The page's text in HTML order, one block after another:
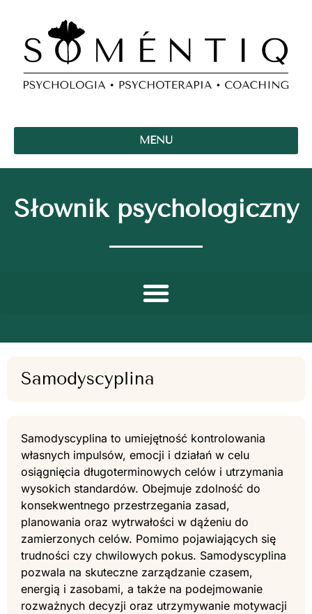
MENU
Słownik psychologiczny
Samodyscyplina
Samodyscyplina to umiejętność kontrolowania
własnych impulsów, emocji i działań w celu
osiągnięcia długoterminowych celów i utrzymania
wysokich standardów. Obejmuje zdolność do
konsekwentnego przestrzegania zasad,
planowania oraz wytrwałości w dążeniu do
zamierzonych celów. Pomimo pojawiających się
trudności czy chwilowych pokus. Samodyscyplina
pozwala na skuteczne zarządzanie czasem,
energią i zasobami, a także na podejmowanie
rozważnych decyzji oraz utrzymywanie motywacji